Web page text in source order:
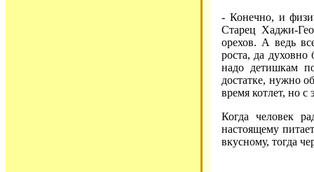
- Конечно, и
Старец Хаджи-
орехов. А ведь
роста, да
надо детишкам
достатке, нужно
время котлет, но с
Когда человек
настоящему
вкусному, тогда